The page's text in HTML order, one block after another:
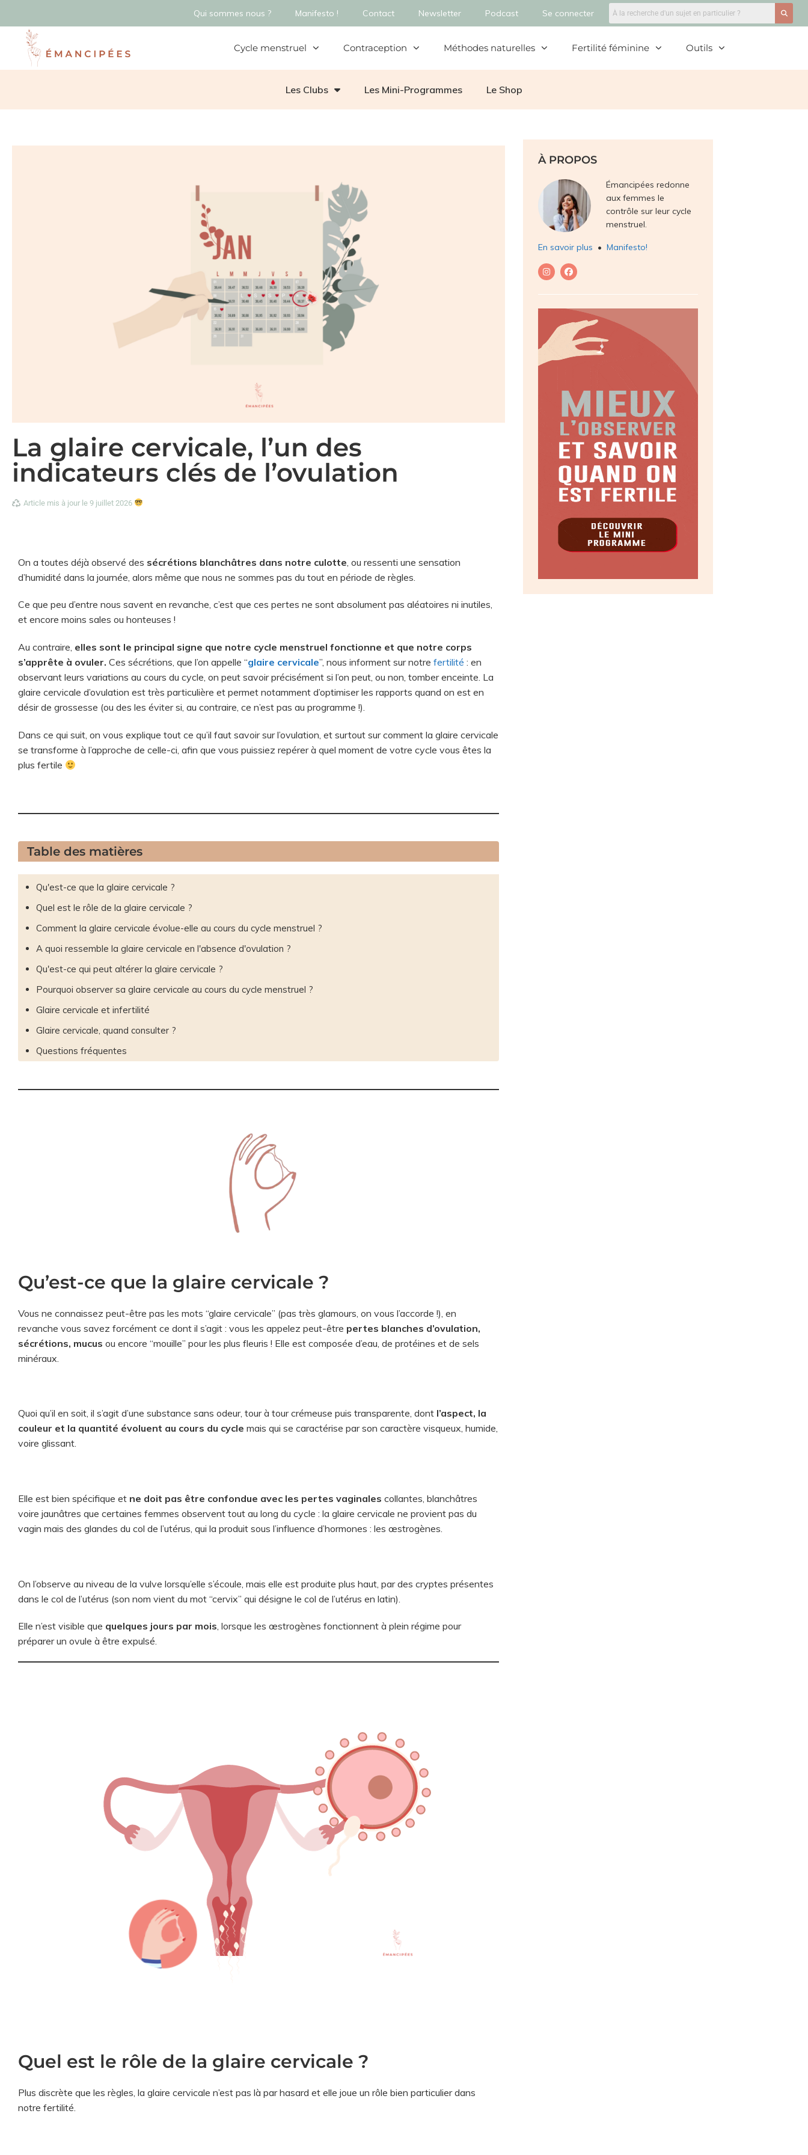
Qui sommes nous ? Manifesto ! Contact Newsletter Podcast Se connecter
Cycle menstruel Contraception Méthodes naturelles Fertilité féminine Outils
Les Clubs Les Mini-Programmes Le Shop
La glaire cervicale, l’un des
indicateurs clés de l’ovulation
Article mis à jour le 9 juillet 2026
On a toutes déjà observé des sécrétions blanchâtres dans notre culotte , ou ressenti une sensation
d’humidité dans la journée, alors même que nous ne sommes pas du tout en période de règles.
Ce que peu d’entre nous savent en revanche, c’est que ces pertes ne sont absolument pas aléatoires ni inutiles,
et encore moins sales ou honteuses !
Au contraire, elles sont le principal signe que notre cycle menstruel fonctionne et que notre corps
s’apprête à ovuler. Ces sécrétions, que l’on appelle “glaire cervicale”, nous informent sur notre fertilité : en
observant leurs variations au cours du cycle, on peut savoir précisément si l’on peut, ou non, tomber enceinte. La
glaire cervicale d’ovulation est très particulière et permet notamment d’optimiser les rapports quand on est en
désir de grossesse (ou des les éviter si, au contraire, ce n’est pas au programme !).
Dans ce qui suit, on vous explique tout ce qu’il faut savoir sur l’ovulation, et surtout sur comment la glaire cervicale
se transforme à l’approche de celle-ci, afin que vous puissiez repérer à quel moment de votre cycle vous êtes la
plus fertile
Table des matières
Qu'est-ce que la glaire cervicale ?
Quel est le rôle de la glaire cervicale ?
Comment la glaire cervicale évolue-elle au cours du cycle menstruel ?
A quoi ressemble la glaire cervicale en l'absence d'ovulation ?
Qu'est-ce qui peut altérer la glaire cervicale ?
Pourquoi observer sa glaire cervicale au cours du cycle menstruel ?
Glaire cervicale et infertilité
Glaire cervicale, quand consulter ?
Questions fréquentes
Qu’est-ce que la glaire cervicale ?
Vous ne connaissez peut-être pas les mots “glaire cervicale” (pas très glamours, on vous l’accorde !), en
revanche vous savez forcément ce dont il s’agit : vous les appelez peut-être pertes blanches d’ovulation,
sécrétions, mucus ou encore “mouille” pour les plus fleuris ! Elle est composée d’eau, de protéines et de sels
minéraux.
Quoi qu’il en soit, il s’agit d’une substance sans odeur, tour à tour crémeuse puis transparente, dont l’aspect, la
couleur et la quantité évoluent au cours du cycle mais qui se caractérise par son caractère visqueux, humide,
voire glissant.
Elle est bien spécifique et ne doit pas être confondue avec les pertes vaginales collantes, blanchâtres
voire jaunâtres que certaines femmes observent tout au long du cycle : la glaire cervicale ne provient pas du
vagin mais des glandes du col de l’utérus, qui la produit sous l’influence d’hormones : les œstrogènes.
On l’observe au niveau de la vulve lorsqu’elle s’écoule, mais elle est produite plus haut, par des cryptes présentes
dans le col de l’utérus (son nom vient du mot “cervix” qui désigne le col de l’utérus en latin).
Elle n’est visible que quelques jours par mois, lorsque les œstrogènes fonctionnent à plein régime pour
préparer un ovule à être expulsé.
Quel est le rôle de la glaire cervicale ?
Plus discrète que les règles, la glaire cervicale n’est pas là par hasard et elle joue un rôle bien particulier dans
notre fertilité.
À PROPOS
Émancipées redonne
aux femmes le
contrôle sur leur cycle
menstruel.
En savoir plus • Manifesto!